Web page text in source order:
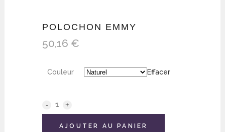
POLOCHON EMMY
50,16 €
Couleur Effacer
AJOUTER AU PANIER